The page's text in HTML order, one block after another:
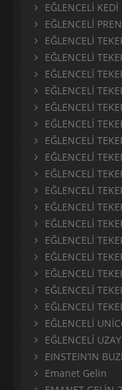
EĞLENCELİ
EĞLENCELİ
EĞLENCELİ
EĞLENCELİ
EĞLENCELİ
EĞLENCELİ
EĞLENCELİ
EĞLENCELİ
EĞLENCELİ
EĞLENCELİ
EĞLENCELİ
EĞLENCELİ
EĞLENCELİ
EĞLENCELİ
EĞLENCELİ
EĞLENCELİ
EĞLENCELİ
EĞLENCELİ
EĞLENCELİ
EĞLENCELİ
EĞLENCELİ
EINSTEIN’IN
Emanet Gelin